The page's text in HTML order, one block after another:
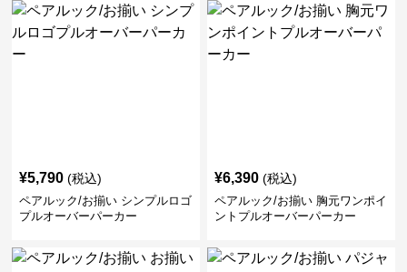
¥5,790 (税込)
ペアルック/お揃い シンプルロゴ
プルオーバーパーカー
¥6,390 (税込)
ペアルック/お揃い 胸元ワンポイ
ントプルオーバーパーカー